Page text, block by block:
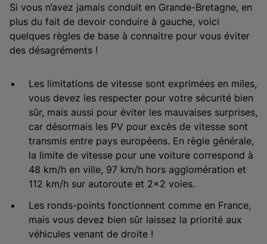
Si vous n’avez jamais conduit en Grande-Bretagne, en
plus du fait de devoir conduire à gauche, voici
quelques règles de base à connaitre pour vous éviter
des désagréments !
Les limitations de vitesse sont exprimées en miles,
vous devez les respecter pour votre sécurité bien
sûr, mais aussi pour éviter les mauvaises surprises,
car désormais les PV pour excès de vitesse sont
transmis entre pays européens. En règle générale,
la limite de vitesse pour une voiture correspond à
48 km/h en ville, 97 km/h hors agglomération et
112 km/h sur autoroute et 2x2 voies.
Les ronds-points fonctionnent comme en France,
mais vous devez bien sûr laissez la priorité aux
véhicules venant de droite !